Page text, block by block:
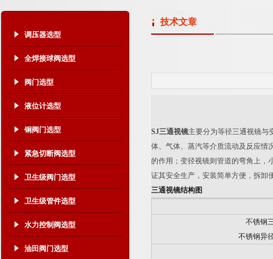
调压器选型
全焊接球阀选型
阀门选型
液位计选型
铜阀门选型
紧急切断阀选型
卫生级阀门选型
卫生级管件选型
水力控制阀选型
油田阀门选型
技术文章
SJ三通视镜主要分为等径三通视镜与
体、气体、蒸汽等介质流动及反应情
的作用；变径视镜则管道的弯角上，
证其安全生产，安装简单方便，拆卸
三通视镜结构图
不锈钢
不锈钢异